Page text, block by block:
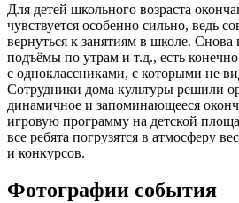
Для детей школьного возраста
чувствуется особенно сильно, ведь
вернуться к занятиям в школе. Снова
подъёмы по утрам и т.д., есть
с одноклассниками, с которыми не
Сотрудники дома культуры решили
динамичное и запоминающееся
игровую программу на детской
все ребята погрузятся в атмосферу
и конкурсов.
Фотографии события